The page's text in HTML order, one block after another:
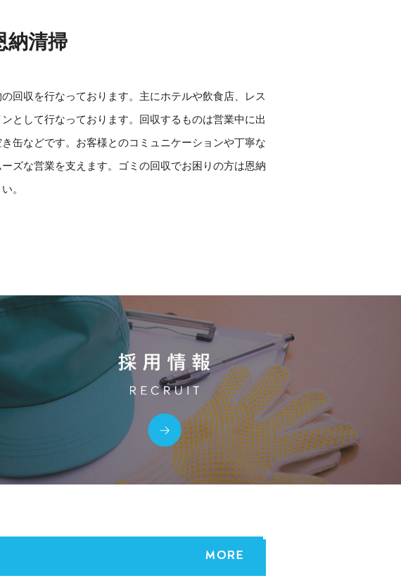
納清掃
回収を行なっております。主にホテルや飲食店、レス
として行なっております。回収するものは営業中に出
缶などです。お客様とのコミュニケーションや丁寧な
ズな営業を支えます。ゴミの回収でお困りの方は恩納
。